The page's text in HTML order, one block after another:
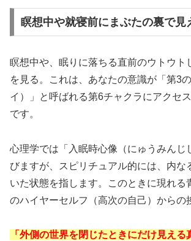
瞑想中や就寝前にまぶたの裏で見
瞑想中や、眠りに落ちる直前のウトウト
を見る。これは、あなたの意識が「第3
イ）」と呼ばれる第6チャクラにアクセ
です。
心理学では「 入眠時心像（にゅうみんじ
びますが、スピリチュアル的には、内な
いた状態を指します。このときに現れる
のハイヤーセルフ（高次の自己）からの
「外側の世界を閉じたときにだけ見える